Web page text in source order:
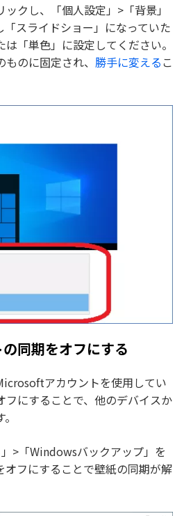
クし、「個人設定」>「背景」
「スライドショー」になっていた
「単色」に設定してください。
のに固定され、 勝手に変える こ
同期をオフにする
アカウントを使用してい
フにすることで、他のデバイスか
」>「Windowsバックアップ」を
オフにすることで壁紙の同期が解